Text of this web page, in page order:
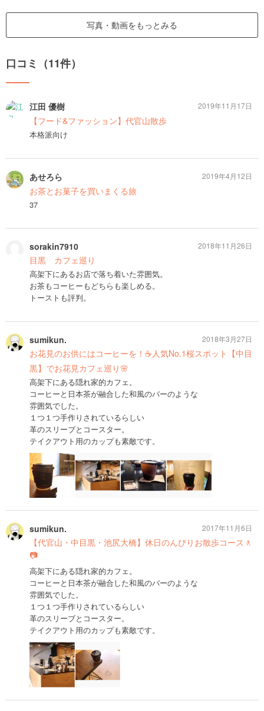
写真・動画をもっとみる
口コミ（11件）
江田 優樹
【フード&ファッション】代官山散歩
本格派向け
2019年11月17日
あせろら
お茶とお菓子を買いまくる旅
37
2019年4月12日
sorakin7910
目黒 カフェ巡り
高架下にあるお店で落ち着いた雰囲気。
お茶もコーヒーもどちらも楽しめる。
トーストも評判。
2018年11月26日
sumikun.
お花見のお供にはコーヒーを！☕️人気No.1桜スポット【中目
黒】でお花見カフェ巡り🌸
高架下にある隠れ家的カフェ。
コーヒーと日本茶が融合した和風のバーのような
雰囲気でした。
１つ１つ手作りされているらしい
革のスリーブとコースター。
テイクアウト用のカップも素敵です。
2018年3月27日
sumikun.
【代官山・中目黒・池尻大橋】休日のんびりお散歩コース🚶
📷
高架下にある隠れ家的カフェ。
コーヒーと日本茶が融合した和風のバーのような
雰囲気でした。
１つ１つ手作りされているらしい
革のスリーブとコースター。
テイクアウト用のカップも素敵です。
2017年11月6日